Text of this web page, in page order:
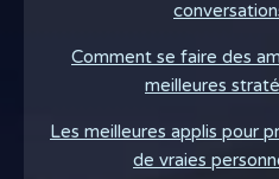
Comment se faire des
meilleures
Les meilleures applis pour
de vraies